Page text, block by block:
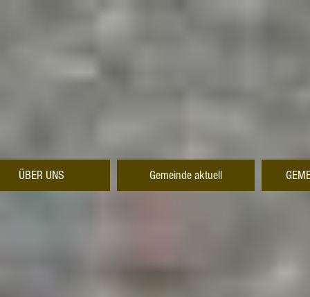
ÜBER UNS Gemeinde aktuell